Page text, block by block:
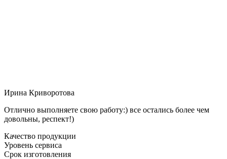
Ирина Криворотова
Отлично выполняете свою работу:) все остались более чем
довольны, респект!)
Качество продукции
Уровень сервиса
Срок изготовления